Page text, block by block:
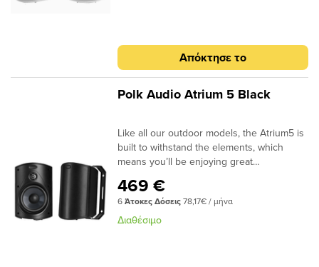
Mounting system
Απόκτησε το
Polk Audio Atrium 5 Black
Like all our outdoor models, the Atrium5 is
built to withstand the elements, which
means you’ll be enjoying great
get that indoor sound you love—all from an
outdoor loudspeaker you can put
anywhere around your home.All-Weather
469 €
6Άτοκες Δόσεις78,17€ / μήνα
Διαθέσιμο